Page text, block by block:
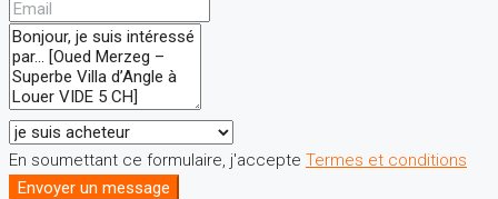
En soumettant ce formulaire, j'accepte Termes et conditions
Envoyer un message